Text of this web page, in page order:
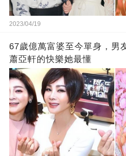
2023/04/19
67歲億萬富婆至今單身，男
蕭亞軒的快樂她最懂